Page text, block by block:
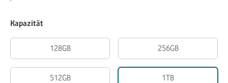
Kapazität
128GB 256GB
512GB 1TB